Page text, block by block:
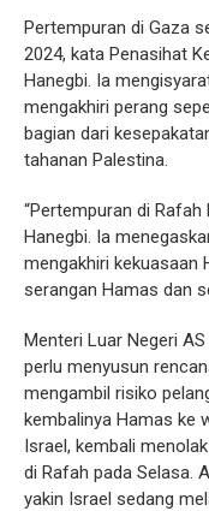
Pertempuran di Gaza
2024, kata Penasihat
Hanegbi. Ia
mengakhiri perang
bagian dari
tahanan Palestina.
“Pertempuran di Rafah
Hanegbi. Ia
mengakhiri kekuasaan
serangan Hamas dan
Menteri Luar Negeri
perlu menyusun
mengambil risiko
kembalinya Hamas ke
Israel, kembali
di Rafah pada Selasa.
yakin Israel sedang